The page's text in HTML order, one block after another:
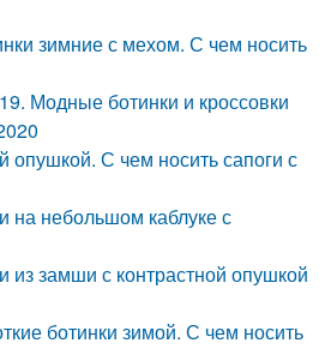
зимние с мехом. С чем носить
Модные ботинки и кроссовки
опушкой. С чем носить сапоги с
на небольшом каблуке с
из замши с контрастной опушкой
ботинки зимой. С чем носить